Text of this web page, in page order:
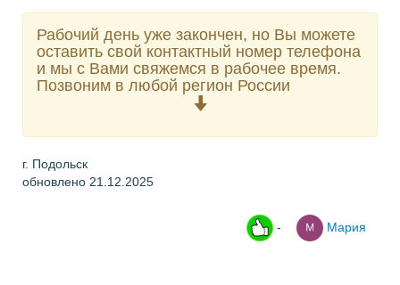
Рабочий день уже закончен, но Вы можете
оставить свой контактный номер телефона
и мы с Вами свяжемся в рабочее время.
Позвоним в любой регион России
г. Подольск
обновлено 21.12.2025
- Мария